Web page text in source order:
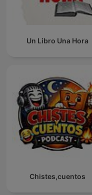
Un Libro Una Hora
Chistes,cuentos